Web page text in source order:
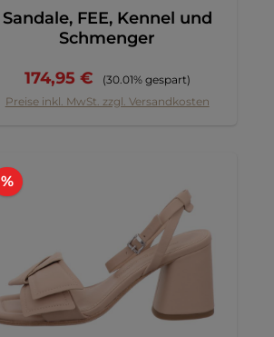
Sandale, FEE, Kennel und
Schmenger
Verkaufspreis:
174,95 € Regulärer Preis:
(30.01% gespart)
Preise inkl. MwSt. zzgl. Versandkosten
%Rabatt